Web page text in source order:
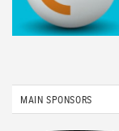
MAIN SPONSORS